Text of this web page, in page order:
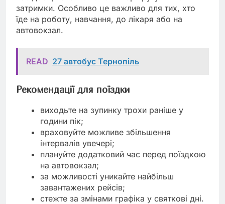
затримки. Особливо це важливо для тих, хто
їде на роботу, навчання, до лікаря або на
автовокзал.
READ 27 автобус Тернопіль
Рекомендації для поїздки
виходьте на зупинку трохи раніше у
години пік;
враховуйте можливе збільшення
інтервалів увечері;
плануйте додатковий час перед поїздкою
на автовокзал;
за можливості уникайте найбільш
завантажених рейсів;
стежте за змінами графіка у святкові дні.